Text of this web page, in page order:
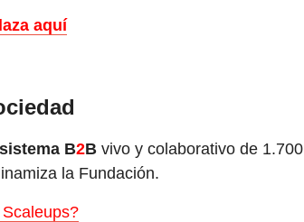
aquí
B2B vivo y colaborativo de 1.700
la Fundación.